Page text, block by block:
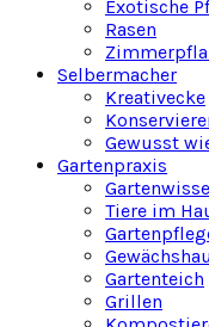
Exotische
Rasen
Selbermacher
Kreativecke
Gewusst
Gartenpraxis
Tiere im
Gartenteich
Grillen